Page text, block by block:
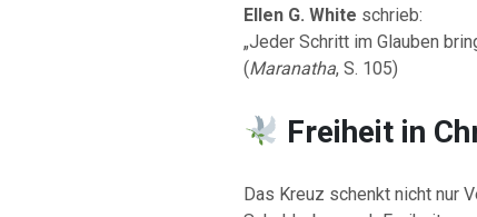
Ellen G. White schrieb:
„Jeder Schritt im Glauben
(Maranatha, S. 105)
Freiheit in
Das Kreuz schenkt nicht nur